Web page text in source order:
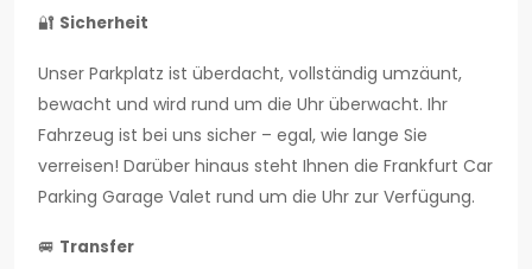
🔐 Sicherheit
Unser Parkplatz ist überdacht, vollständig umzäunt,
bewacht und wird rund um die Uhr überwacht. Ihr
Fahrzeug ist bei uns sicher – egal, wie lange Sie
verreisen! Darüber hinaus steht Ihnen die Frankfurt Car
Parking Garage Valet rund um die Uhr zur Verfügung.
🚐 Transfer